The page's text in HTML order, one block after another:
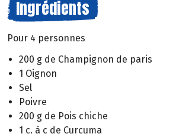
Ingrédients
Pour 4 personnes
200 g de Champignon de paris
1 Oignon
Sel
Poivre
200 g de Pois chiche
1 c. à c de Curcuma